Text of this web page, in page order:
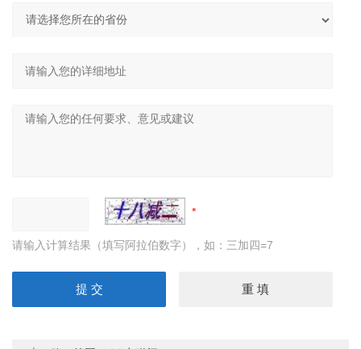
请输入计算结果（填写阿拉伯数字），如：三加四=7